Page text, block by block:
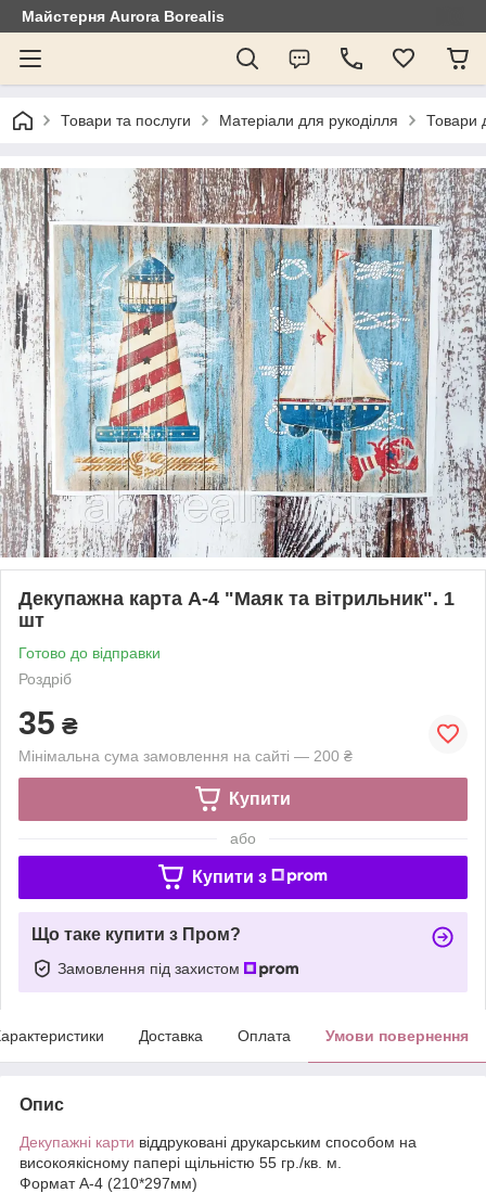
Майстерня Aurora Borealis
Товари та послуги Матеріали для рукоділля Товари
Декупажна карта А-4 "Маяк та вітрильник". 1
шт
Готово до відправки
Роздріб
35 ₴
Мінімальна сума замовлення на сайті — 200 ₴
Купити
або
Купити з
Що таке купити з Пром?
Замовлення під захистом
Доставка Оплата Умови повернення
Опис
Декупажні карти віддруковані друкарським способом на
високоякісному папері щільністю 55 гр./кв. м.
Формат А-4 (210*297мм)